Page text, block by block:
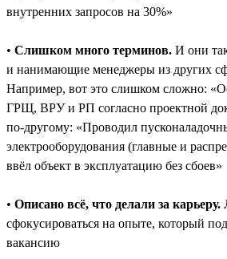
внутренних запросов на 30%»
• Слишком много терминов. И они
и нанимающие менеджеры из других
Например, вот это слишком сложно:
ГРЩ, ВРУ и РП согласно проектной
по-другому: «Проводил
электрооборудования (главные и
ввёл объект в эксплуатацию без сбоев»
• Описано всё, что делали за карьеру.
сфокусироваться на опыте, который
вакансию